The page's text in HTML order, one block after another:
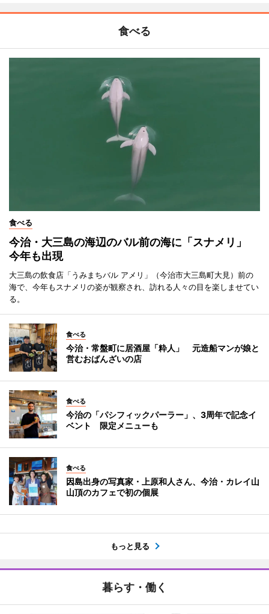
食べる
食べる
今治・大三島の海辺のバル前の海に「スナメリ」
今年も出現
大三島の飲食店「うみまちバル アメリ」（今治市大三島町大見）前の
海で、今年もスナメリの姿が観察され、訪れる人々の目を楽しませてい
る。
食べる
今治・常盤町に居酒屋「粋人」 元造船マンが娘と
営むおばんざいの店
食べる
今治の「パシフィックパーラー」、3周年で記念イ
ベント 限定メニューも
食べる
因島出身の写真家・上原和人さん、今治・カレイ山
山頂のカフェで初の個展
もっと見る
暮らす・働く